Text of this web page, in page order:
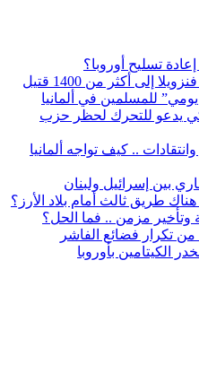
تسليح أوروبا؟
إلى أكثر من 1400 قتيل
للمسلمين في ألمانيا
يدعو للتحرك لحظر حزب
.. كيف تواجه ألمانيا
بين إسرائيل ولبنان
طريق ثالث أمام بلاد الأرز؟
وتأخير مزمن .. فما الحل؟
تكرار فضائع الفاشر
الكيتامين بأوروبا